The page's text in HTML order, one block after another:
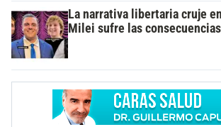
La narrativa libertaria cruje
Milei sufre las